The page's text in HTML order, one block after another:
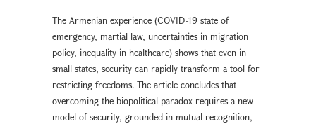
The Armenian experience (COVID-19 state of
emergency, martial law, uncertainties in migration
policy, inequality in healthcare) shows that even in
small states, security can rapidly transform a tool for
restricting freedoms. The article concludes that
overcoming the biopolitical paradox requires a new
model of security, grounded in mutual recognition,